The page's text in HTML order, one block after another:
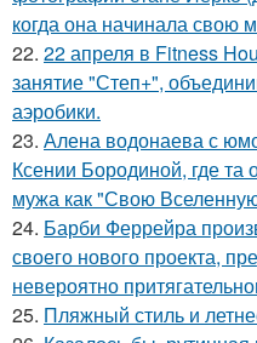
когда она начинала свою
22. 22 апреля в Fitness
занятие "Степ+",
аэробики.
23. Алена водонаева с
Ксении Бородиной, где та
мужа как "Свою
24. Барби Феррейра
своего нового проекта,
невероятно
25. Пляжный стиль и